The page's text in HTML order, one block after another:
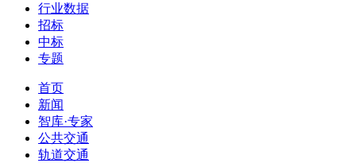
行业数据
招标
中标
专题
首页
新闻
智库·专家
公共交通
轨道交通